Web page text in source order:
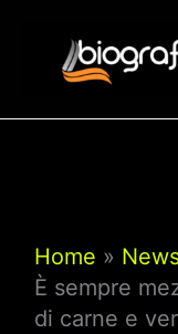
contenuto
Home
È sempre
di carne e